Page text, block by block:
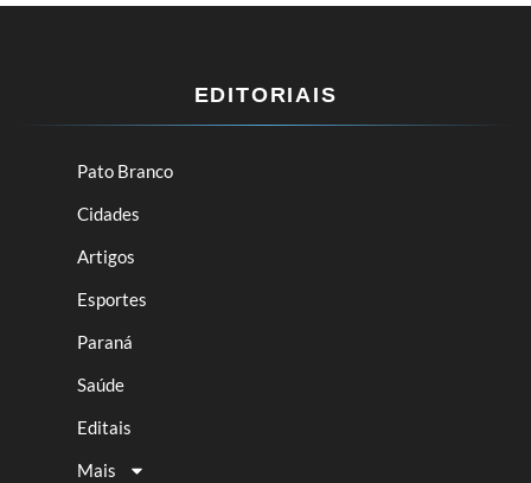
EDITORIAIS
Pato Branco
Cidades
Artigos
Esportes
Paraná
Saúde
Editais
Mais